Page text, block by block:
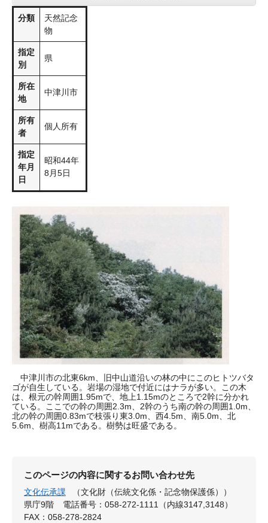
分類
天然記念
物
指定
別
県
所在
地
中津川市
所有
者
個人所有
指定
年月
日
昭和44年
8月5日
中津川市の北東6km、旧中山道沿いの林の中にこのヒトツバタ
ゴが自生している。岩場の湿地で付近にはナラが多い。この木
は、根元の幹周囲1.95mで、地上1.15mのところで2幹に分かれ
ている。ここでの幹の周囲2.3m、2幹のうち南の幹の周囲1.0m、
北の幹の周囲0.83mで枝張り東3.0m、西4.5m、南5.0m、北
5.6m、樹高11mである。樹勢は旺盛である。
このページの内容に関するお問い合わせ先
文化伝承課
（文化財（伝統文化係・記念物保護係））
県庁9階
電話番号：058-272-1111（内線3147,3148）
FAX：058-278-2824